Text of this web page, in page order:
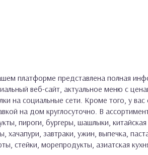
платформе представлена полная
веб-сайт, актуальное меню с
на социальные сети. Кроме того, у
на дом круглосуточно. В
пироги, бургеры, шашлыки,
хачапури, завтраки, ужин, выпечка,
стейки, морепродукты, азиатская